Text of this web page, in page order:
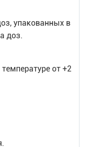
упакованных в
доз.
от +2